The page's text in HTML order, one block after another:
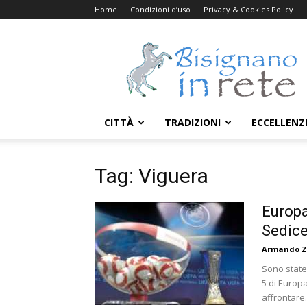
Home Condizioni d’uso Privacy & Cookies Policy
Bisignanoinrete.com
CITTÀ TRADIZIONI
Tag: Viguera
Armando
Sono
5 di